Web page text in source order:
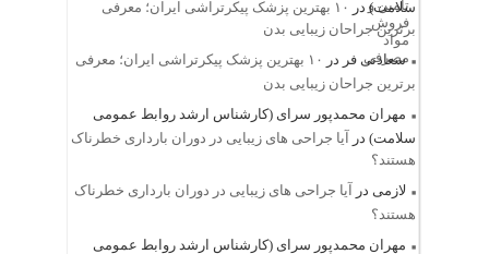
سلامت) در
۱۰ بهترین پزشک پیکرتراشی ایران؛ معرفی
برترین جراحان زیبایی بدن
سعادتی فر در
۱۰ بهترین پزشک پیکرتراشی ایران؛ معرفی
برترین جراحان زیبایی بدن
مهران محمدپور سرای (کارشناس ارشد روابط عمومی
سلامت) در
آیا جراحی های زیبایی در دوران بارداری خطرناک
هستند؟
لازمی در
آیا جراحی های زیبایی در دوران بارداری خطرناک
هستند؟
مهران محمدپور سرای (کارشناس ارشد روابط عمومی